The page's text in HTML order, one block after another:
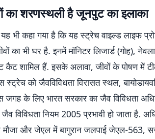
का शरणस्थली है जूनपुट का इलाका
भी कहा गया है कि यह स्ट्रेच वाइल्ड लाइफ
का भी घर है. इनमें मॉनिटर लिजार्ड (गोह),
कैट शामिल हैं. इसके अलावा, जीवों के पोषण में
स्ट्रेच को जैवविविधता विरासत स्थल,
जगह के लिए भारत सरकार का जैव विविधता
विविधता नियम 2005 प्रभावी हो जाता है.
और जेएल में बागुरान जलपाई जेएल-563,